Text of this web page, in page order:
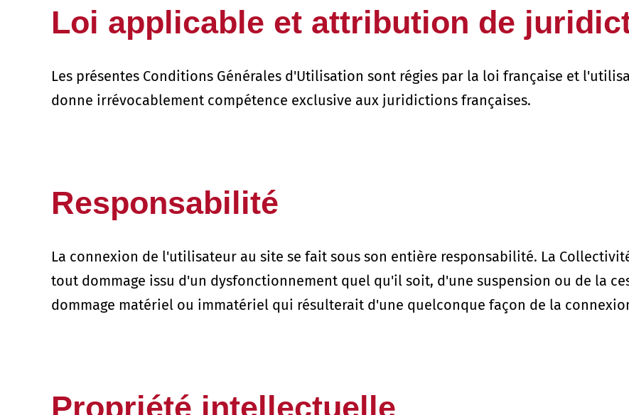
Loi applicable et attribution de
Les présentes Conditions Générales d'Utilisation sont régies par la loi française et
donne irrévocablement compétence exclusive aux juridictions françaises.
Responsabilité
La connexion de l'utilisateur au site se fait sous son entière responsabilité. La
tout dommage issu d'un dysfonctionnement quel qu'il soit, d'une suspension ou de la
dommage matériel ou immatériel qui résulterait d'une quelconque façon de la
Propriété intellectuelle